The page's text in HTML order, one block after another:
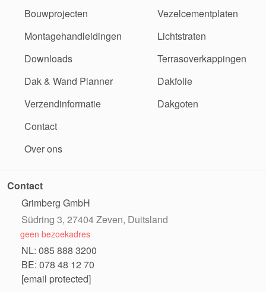
Bouwprojecten
Montagehandleidingen
Downloads
Dak & Wand Planner
Verzendinformatie
Contact
Over ons
Vezelcementplaten
Lichtstraten
Terrasoverkappingen
Dakfolie
Dakgoten
Contact
Grimberg GmbH
Südring 3, 27404 Zeven, Duitsland
geen bezoekadres
NL: 085 888 3200
BE: 078 48 12 70
[email protected]